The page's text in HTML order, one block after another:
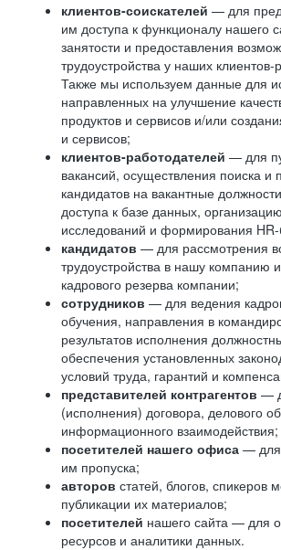
клиентов-соискателей — для
им доступа к функционалу нашего
занятости и предоставления
трудоустройства у наших клиентов-
Также мы используем данные для
направленных на улучшение
продуктов и сервисов и/или
и сервисов;
клиентов-работодателей — для
вакансий, осуществления поиска и
кандидатов на вакантные
доступа к базе данных,
исследований и формирования
кандидатов — для рассмотрения
трудоустройства в нашу компанию
кадрового резерва компании;
сотрудников — для ведения
обучения, направления в
результатов исполнения
обеспечения установленных
условий труда, гарантий и
представителей контрагентов —
(исполнения) договора, делового
информационного взаимодействия;
посетителей нашего офиса — для
им пропуска;
авторов статей, блогов,
публикации их материалов;
посетителей нашего сайта — для
ресурсов и аналитики данных.